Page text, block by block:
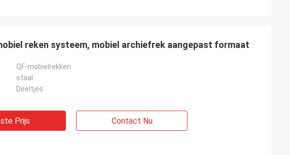
reken systeem, mobiel archiefrek aangepast formaat
QF-mobielrekken
staal
Deeltjes
Prijs Contact Nu